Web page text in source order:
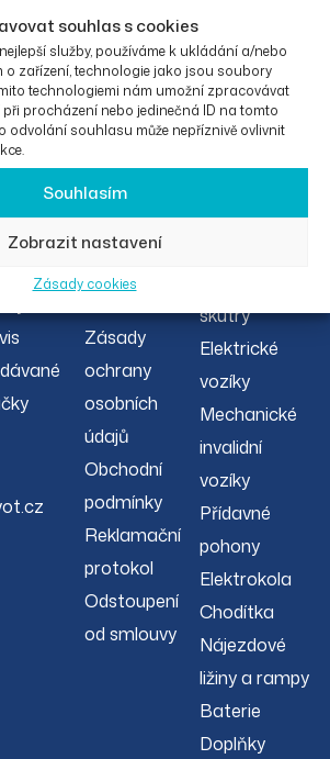
souhlas s cookies
služby, používáme k ukládání a/nebo
zařízení, technologie jako jsou soubory
technologiemi nám umožní zpracovávat
procházení nebo jedinečná ID na tomto
odvolání souhlasu může nepříznivě ovlivnit
Souhlasím
Zobrazit nastavení
Zásady cookies
PRÁVNÍ
INFORMAC
E
Zásady
ochrany
osobních
údajů
Obchodní
podmínky
Reklamační
protokol
Odstoupení
od smlouvy
PRODUKTŮ
skútry
Elektrické
vozíky
Mechanické
invalidní
vozíky
Přídavné
pohony
Elektrokola
Chodítka
Nájezdové
ližiny a rampy
Baterie
Doplňky